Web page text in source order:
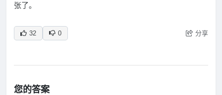
张了。
32 0 分享
您的答案